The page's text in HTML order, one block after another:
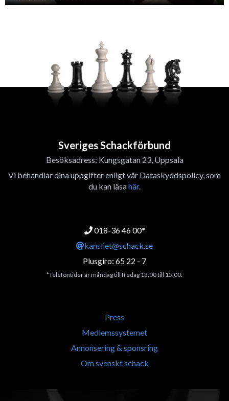
Sveriges Schackförbund
Besöksadress: Kungsgatan 23, Uppsala
Vi behandlar dina uppgifter enligt vår Dataskyddspolicy, som
du kan läsahär.
018-36 46 00*
kansliet@schack.se
Plusgiro: 65 22 - 7
*Telefontider är måndag till fredag 13:00 till 15.00.
Press
Medlemssystemet
Annonsering & sponsring
Om svenskt schack